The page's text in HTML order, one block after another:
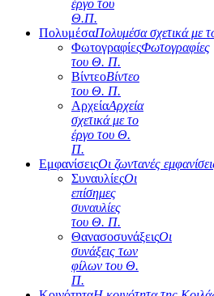
έργο του
Θ.Π.
ΠολυμέσαΠολυμέσα σχετικά με
ΦωτογραφίεςΦωτογραφίες
του Θ. Π.
ΒίντεοΒίντεο
του Θ. Π.
ΑρχείαΑρχεία
σχετικά με το
έργο του Θ.
Π.
ΕμφανίσειςΟι ζωντανές
ΣυναυλίεςΟι
επίσημες
συναυλίες
του Θ. Π.
ΘανασοσυνάξειςΟι
συνάξεις των
φίλων του Θ.
Π.